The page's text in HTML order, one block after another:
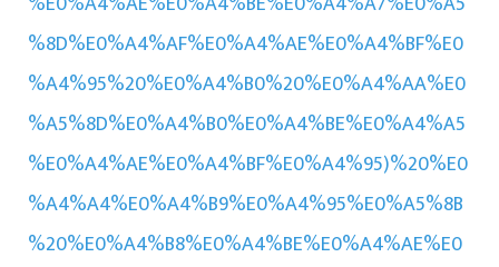
%8D%E0%A4%AF%E0%A4%AE%E0%A4%BF%E0
%A4%95%20%E0%A4%B0%20%E0%A4%AA%E0
%A5%8D%E0%A4%B0%E0%A4%BE%E0%A4%A5
%E0%A4%AE%E0%A4%BF%E0%A4%95)%20%E0
%A4%A4%E0%A4%B9%E0%A4%95%E0%A5%8B
%20%E0%A4%B8%E0%A4%BE%E0%A4%AE%E0